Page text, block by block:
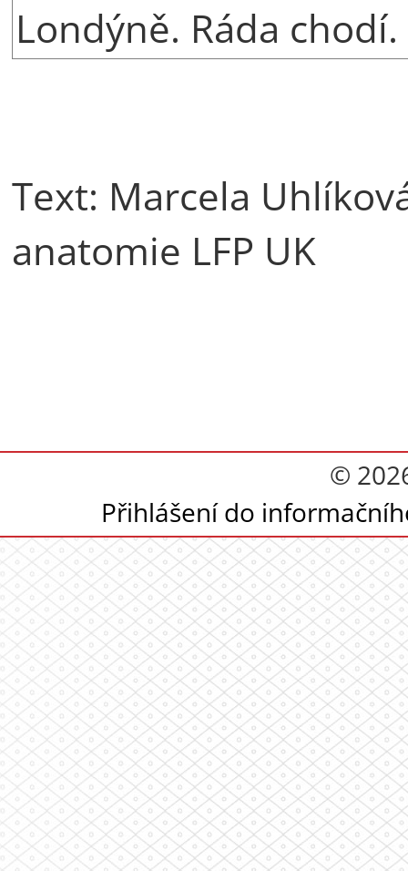
Londýně. Ráda chodí.
Text: Marcela
anatomie LFP UK
©
Přihlášení do